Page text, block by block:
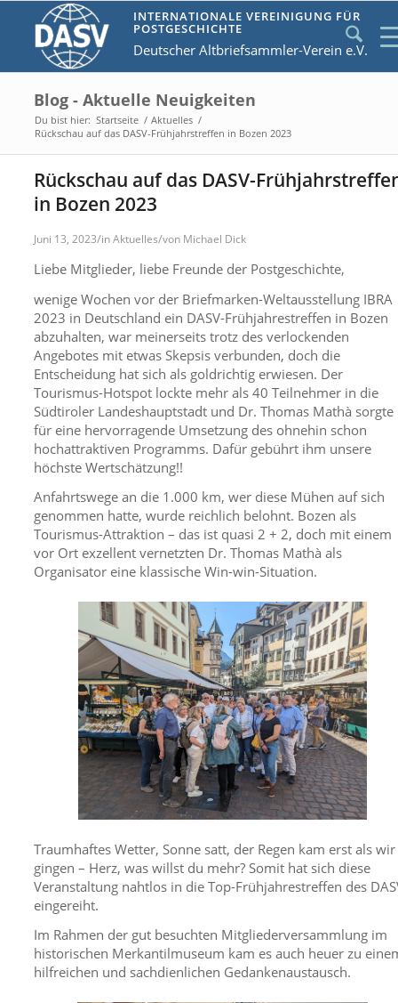
INTERNATIONALE VEREINIGUNG FÜR
POSTGESCHICHTE
Deutscher Altbriefsammler-Verein e.V.
Blog - Aktuelle Neuigkeiten
Du bist hier: Startseite / Aktuelles /
Rückschau auf das DASV-Frühjahrstreffen in Bozen 2023
Rückschau auf das DASV-
in Bozen 2023
Juni 13, 2023/inAktuelles/von Michael Dick
Liebe Mitglieder, liebe Freunde der Postgeschichte,
wenige Wochen vor der Briefmarken-Weltausstellung IBRA
2023 in Deutschland ein DASV-Frühjahrestreffen in Bozen
abzuhalten, war meinerseits trotz des verlockenden
Angebotes mit etwas Skepsis verbunden, doch die
Entscheidung hat sich als goldrichtig erwiesen. Der
Tourismus-Hotspot lockte mehr als 40 Teilnehmer in die
Südtiroler Landeshauptstadt und Dr. Thomas Mathà sorgte
für eine hervorragende Umsetzung des ohnehin schon
hochattraktiven Programms. Dafür gebührt ihm unsere
höchste Wertschätzung!!
Anfahrtswege an die 1.000 km, wer diese Mühen auf sich
genommen hatte, wurde reichlich belohnt. Bozen als
Tourismus-Attraktion – das ist quasi 2 + 2, doch mit einem
vor Ort exzellent vernetzten Dr. Thomas Mathà als
Organisator eine klassische Win-win-Situation.
Traumhaftes Wetter, Sonne satt, der Regen kam erst als wir
gingen – Herz, was willst du mehr? Somit hat sich diese
Veranstaltung nahtlos in die Top-Frühjahrestreffen des
eingereiht.
Im Rahmen der gut besuchten Mitgliederversammlung im
historischen Merkantilmuseum kam es auch heuer zu
hilfreichen und sachdienlichen Gedankenaustausch.